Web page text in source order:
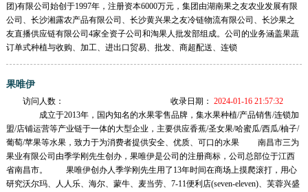
团)有限公司始创于1997年，注册资本6000万元，集团由湖南果之友农业发展有限
公司、长沙湘露农产品有限公司、长沙黄兴果之友冷链物流有限公司、长沙果之
友直播供应链有限公司4家全资子公司和淘果人批发部组成。公司的业务涵盖果蔬
订单式种植与收购、加工、进出口贸易、批发、商超配送、连锁
果唯伊
访问人数： 收录日期： 2024-01-16 21:57:32
成立于2013年，国内知名的水果零售品牌，集水果种植/产品销售/连锁加
盟/店铺运营等产业链于一体的大型企业，主要供应香蕉/圣女果/哈蜜瓜/西瓜/柚子/
葡萄/苹果等水果，致力于为消费者提供安全、优质、可口的水果 南昌市三为
果业有限公司由季学刚先生创办，果唯伊是公司的注册商标，公司总部位于江西
省南昌市。 果唯伊创办人季学刚先生用了13年时间在商场上摸爬滚打，用心
研究沃尔玛、人人乐、海尔、蒙牛、麦当劳、7-11便利店(seven-eleven)、芙蓉兴盛